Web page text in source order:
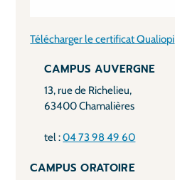
Télécharger le certificat Qualiopi
CAMPUS AUVERGNE
13, rue de Richelieu,
63400 Chamalières
tel :04 73 98 49 60
CAMPUS ORATOIRE